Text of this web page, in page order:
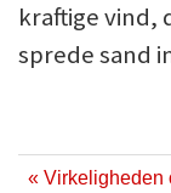
kraftige vind,
sprede sand
« Virkeligheden